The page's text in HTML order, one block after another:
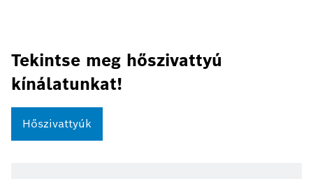
Tekintse meg hőszivattyú
kínálatunkat!
Hőszivattyúk